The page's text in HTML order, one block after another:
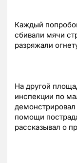
Каждый
сбивали мячи
разряжали
На другой
инспекции по
демонстрировал
помощи
рассказывал о